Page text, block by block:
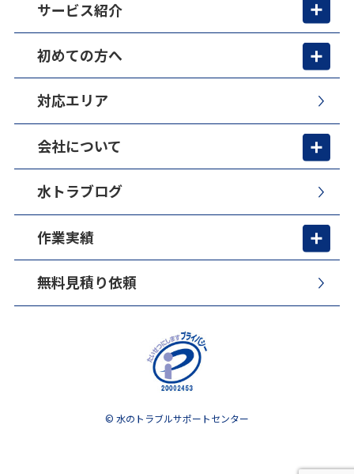
サービス紹介
初めての方へ
対応エリア
会社について
水トラブログ
作業実績
無料見積り依頼
© 水のトラブルサポートセンター